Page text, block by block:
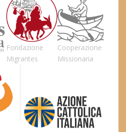
Fondazione
Migrantes
Cooperazione
Missionaria